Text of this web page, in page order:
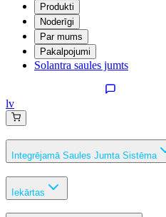
Produkti
Noderīgi
Par mums
Pakalpojumi
Solantra saules jumts
lv
Integrējamā Saules Jumta Sistēma
Iekārtas